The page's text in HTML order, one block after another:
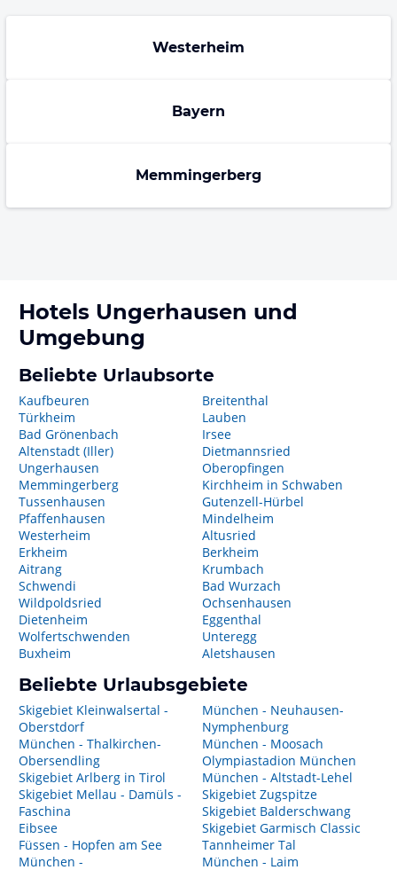
Westerheim
Bayern
Memmingerberg
Hotels Ungerhausen und
Umgebung
Beliebte Urlaubsorte
Kaufbeuren
Türkheim
Bad Grönenbach
Altenstadt (Iller)
Ungerhausen
Memmingerberg
Tussenhausen
Pfaffenhausen
Westerheim
Erkheim
Aitrang
Schwendi
Wildpoldsried
Dietenheim
Wolfertschwenden
Buxheim
Breitenthal
Lauben
Irsee
Dietmannsried
Oberopfingen
Kirchheim in Schwaben
Gutenzell-Hürbel
Mindelheim
Altusried
Berkheim
Krumbach
Bad Wurzach
Ochsenhausen
Eggenthal
Unteregg
Aletshausen
Beliebte Urlaubsgebiete
Skigebiet Kleinwalsertal -
Oberstdorf
München - Thalkirchen-
Obersendling
Skigebiet Arlberg in Tirol
Skigebiet Mellau - Damüls -
Faschina
Eibsee
Füssen - Hopfen am See
München -
München - Neuhausen-
Nymphenburg
München - Moosach
Olympiastadion München
München - Altstadt-Lehel
Skigebiet Zugspitze
Skigebiet Balderschwang
Skigebiet Garmisch Classic
Tannheimer Tal
München - Laim